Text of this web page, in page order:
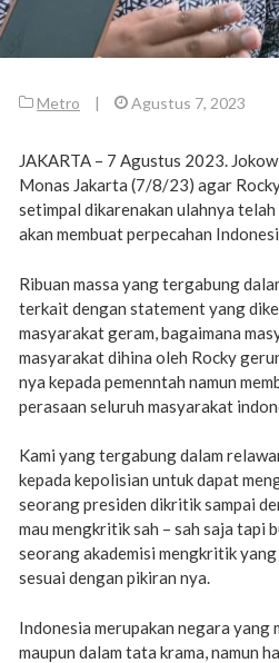
Metro Agustus 7, 2023
JAKARTA – 7 Agustus 2023.
Monas Jakarta (7/8/23) agar
setimpal dikarenakan ulahnya
akan membuat perpecahan
Ribuan massa yang tergabung
terkait dengan statement yang
masyarakat geram, bagaimana
masyarakat dihina oleh Rocky
nya kepada pemenntah namun
perasaan seluruh masyarakat
Kami yang tergabung dalam
kepada kepolisian untuk dapat
seorang presiden dikritik sampai
mau mengkritik sah – sah saja tapi
seorang akademisi mengkritik
sesuai dengan pikiran nya.
Indonesia merupakan negara yang
maupun dalam tata krama, namun